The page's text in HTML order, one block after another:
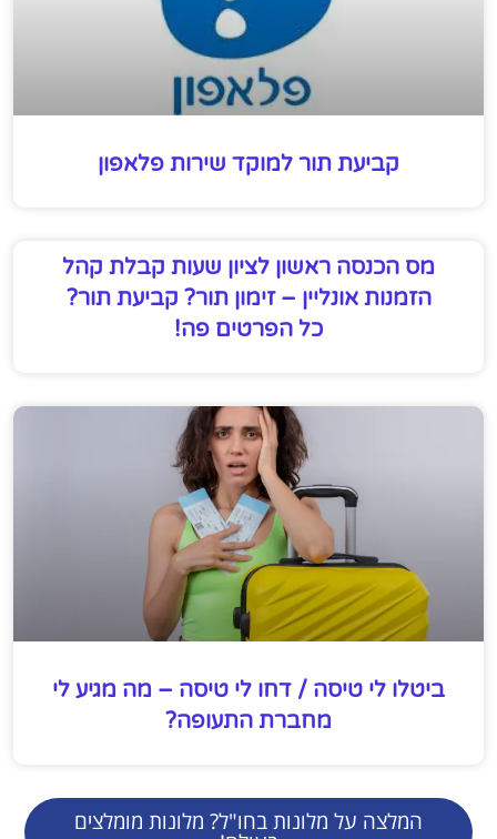
קביעת תור למוקד שירות פלאפון
מס הכנסה ראשון לציון שעות קבלת קהל
הזמנות אונליין – זימון תור? קביעת תור?
כל הפרטים פה!
ביטלו לי טיסה / דחו לי טיסה – מה מגיע לי
מחברת התעופה?
המלצה על מלונות בחו"ל? מלונות מומלצים